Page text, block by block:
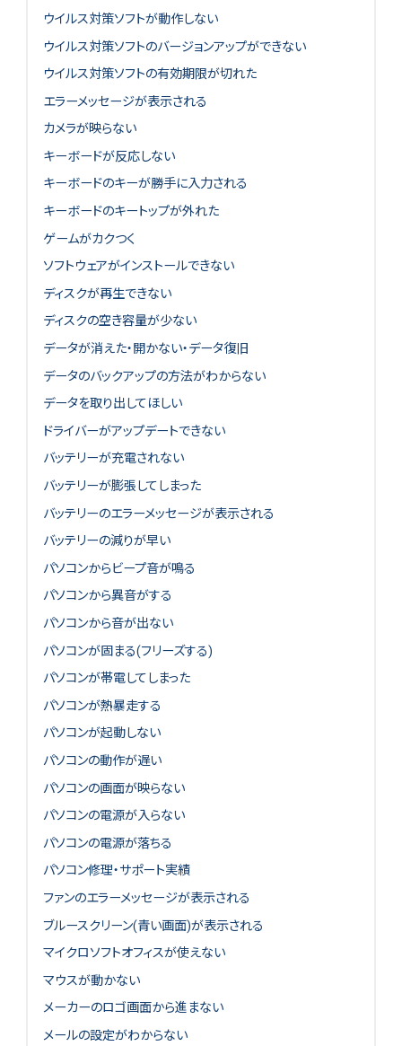
ウイルス対策ソフトが動作しない
ウイルス対策ソフトのバージョンアップができない
ウイルス対策ソフトの有効期限が切れた
エラーメッセージが表示される
カメラが映らない
キーボードが反応しない
キーボードのキーが勝手に入力される
キーボードのキートップが外れた
ゲームがカクつく
ソフトウェアがインストールできない
ディスクが再生できない
ディスクの空き容量が少ない
データが消えた・開かない・データ復旧
データのバックアップの方法がわからない
データを取り出してほしい
ドライバーがアップデートできない
バッテリーが充電されない
バッテリーが膨張してしまった
バッテリーのエラーメッセージが表示される
バッテリーの減りが早い
パソコンからビープ音が鳴る
パソコンから異音がする
パソコンから音が出ない
パソコンが固まる(フリーズする)
パソコンが帯電してしまった
パソコンが熱暴走する
パソコンが起動しない
パソコンの動作が遅い
パソコンの画面が映らない
パソコンの電源が入らない
パソコンの電源が落ちる
パソコン修理・サポート実績
ファンのエラーメッセージが表示される
ブルースクリーン(青い画面)が表示される
マイクロソフトオフィスが使えない
マウスが動かない
メーカーのロゴ画面から進まない
メールの設定がわからない